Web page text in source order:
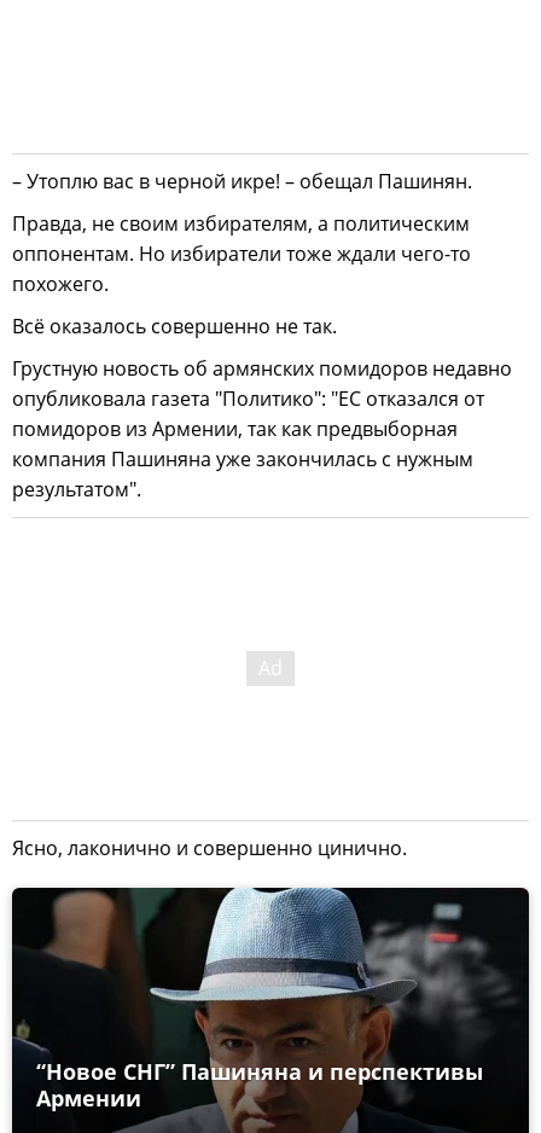
– Утоплю вас в черной икре! – обещал Пашинян.
Правда, не своим избирателям, а политическим
оппонентам. Но избиратели тоже ждали чего-то
похожего.
Всё оказалось совершенно не так.
Грустную новость об армянских помидоров недавно
опубликовала газета "Политико": "ЕС отказался от
помидоров из Армении, так как предвыборная
компания Пашиняна уже закончилась с нужным
результатом".
Ясно, лаконично и совершенно цинично.
“Новое СНГ” Пашиняна и перспективы
Армении